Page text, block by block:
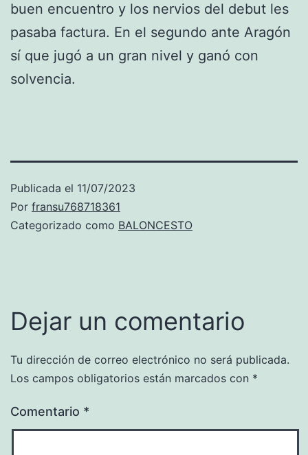
buen encuentro y los nervios del debut les
pasaba factura. En el segundo ante Aragón
sí que jugó a un gran nivel y ganó con
solvencia.
Publicada el 11/07/2023
Por fransu768718361
Categorizado como BALONCESTO
Dejar un comentario
Tu dirección de correo electrónico no será publicada.
Los campos obligatorios están marcados con *
Comentario *